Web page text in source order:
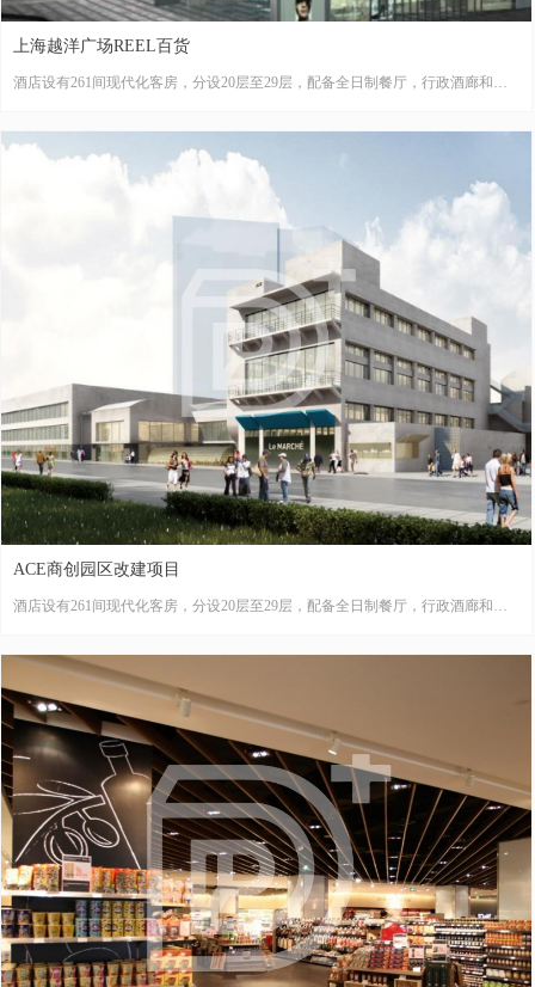
上海越洋广场REEL百货
酒店设有261间现代化客房，分设20层至29层，配备全日制餐厅，行政酒廊和设
的都市格调
ACE商创园区改建项目
酒店设有261间现代化客房，分设20层至29层，配备全日制餐厅，行政酒廊和设
的都市格调
星级酒店 28000㎡